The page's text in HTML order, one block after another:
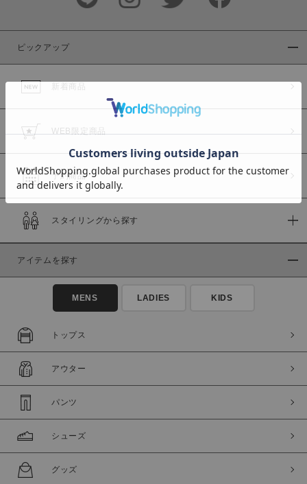
価格
～
商品タイプ
通常商品 予約商品
在庫
在庫あり 在庫なし含む
ピックアップ
新着商品
WEB限定商品
予約商品
スタイリングから探す
アイテムを探す
MENS LADIES KIDS
トップス
アウター
パンツ
シューズ
グッズ